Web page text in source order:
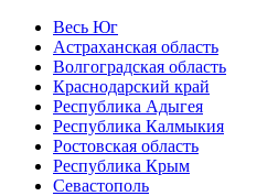
Весь Юг
Астраханская область
Волгоградская область
Краснодарский край
Республика Адыгея
Республика Калмыкия
Ростовская область
Республика Крым
Севастополь